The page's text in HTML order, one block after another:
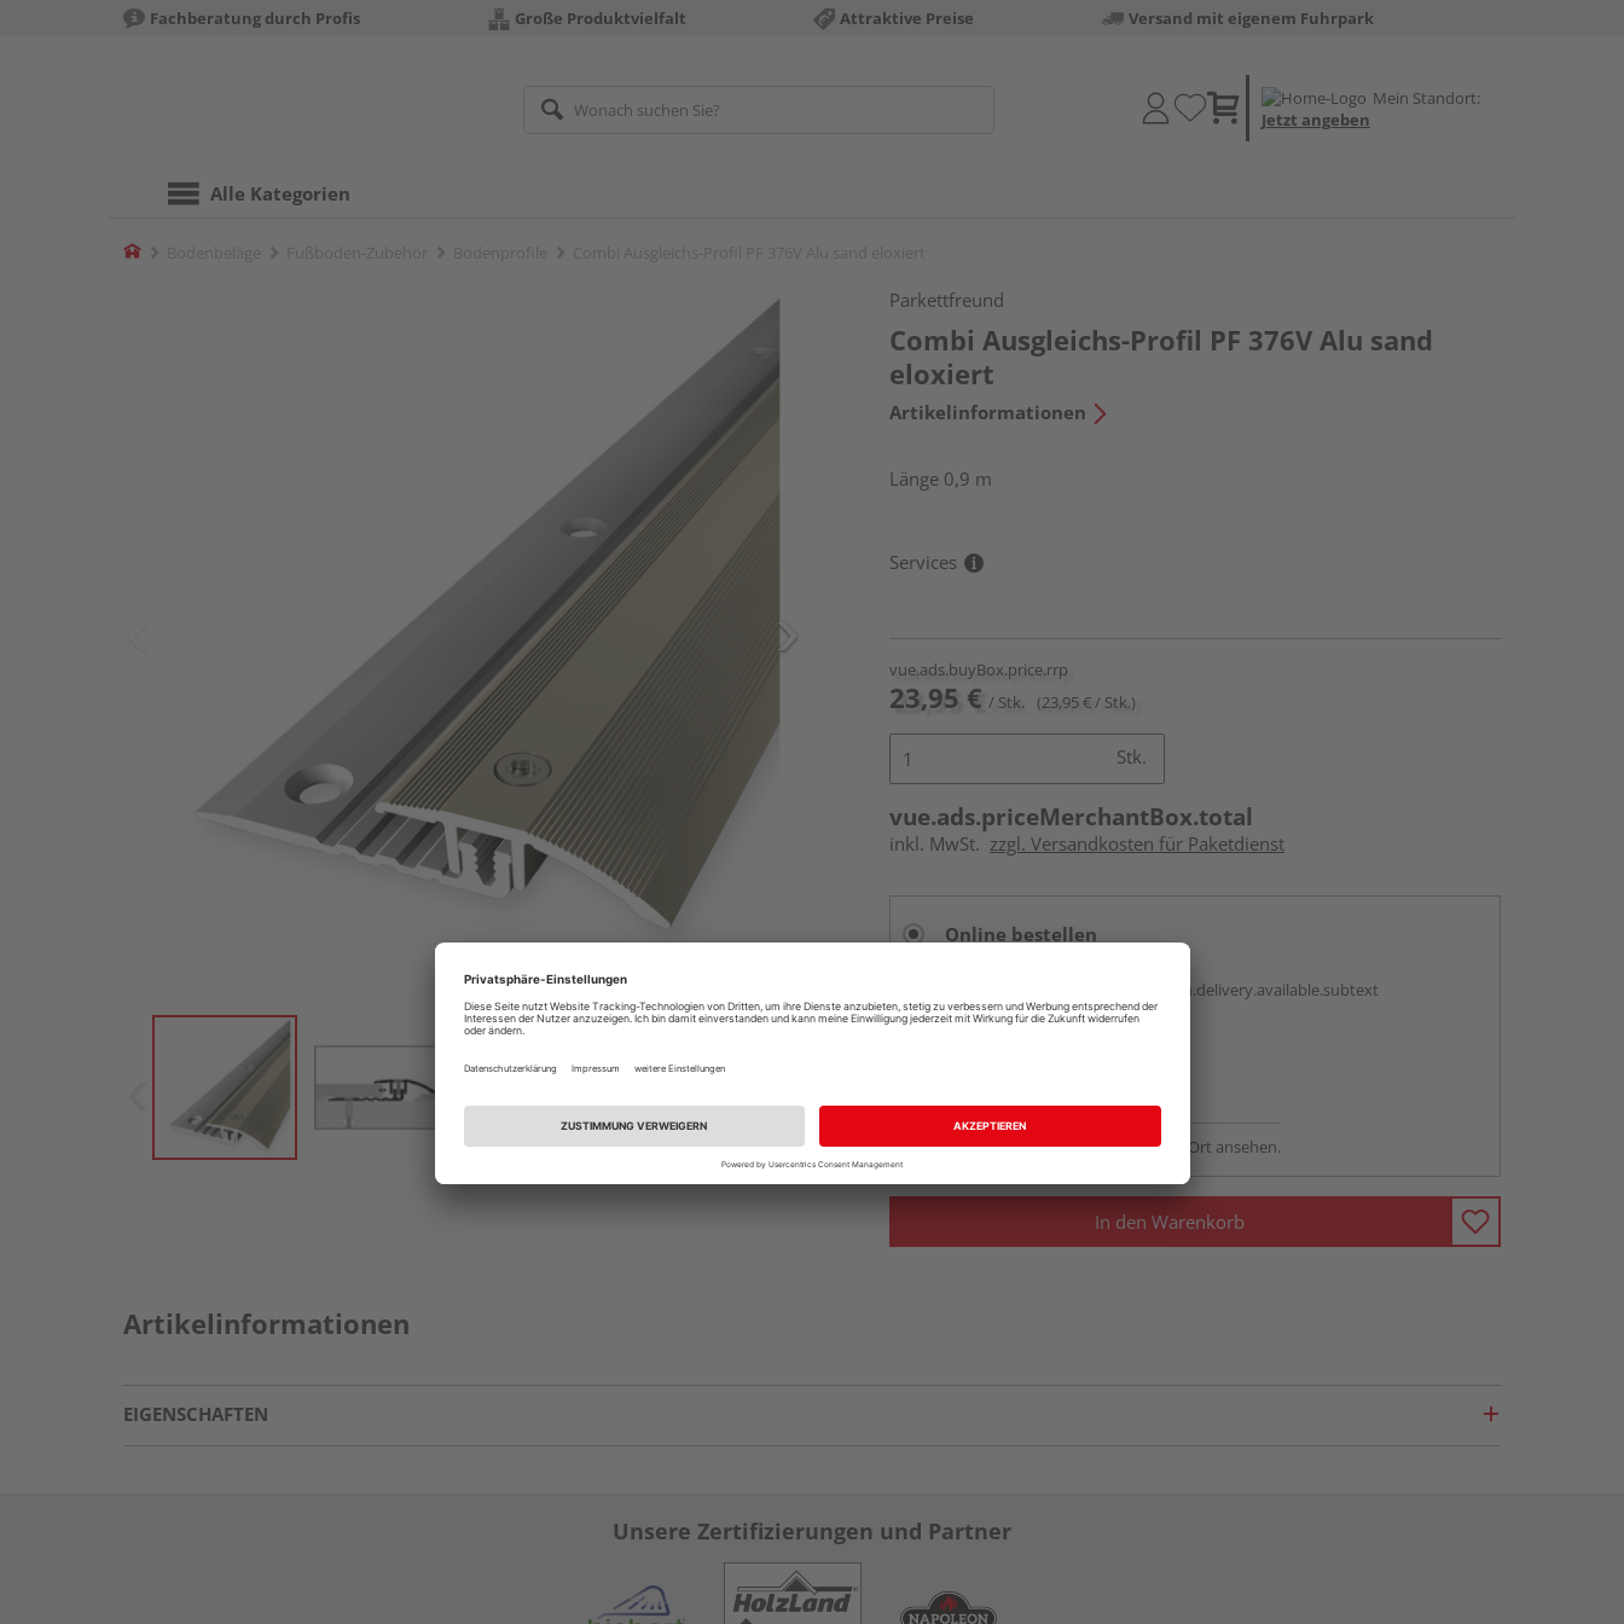
Fachberatung durch Profis Große Produktvielfalt Attraktive Preise Versand mit eigenem Fuhrpark
Mein Standort:
Jetzt angeben
Alle Kategorien
Home
Parkettfreund
Combi Ausgleichs-Profil PF 376V Alu sand
eloxiert
Artikelinformationen
Länge 0,9 m
Services
vue.ads.buyBox.price.rrp
23,95 € / Stk. (23,95 € / Stk.)
Stk.
vue.ads.priceMerchantBox.total
inkl. MwSt. zzgl. Versandkosten für Paketdienst
Online bestellen
vue.ads.priceMerchantBox.option.delivery.available.subtext
Verfügbar in der Ausstellung - vor Ort ansehen.
In den Warenkorb
Artikelinformationen
EIGENSCHAFTEN
Unsere Zertifizierungen und Partner